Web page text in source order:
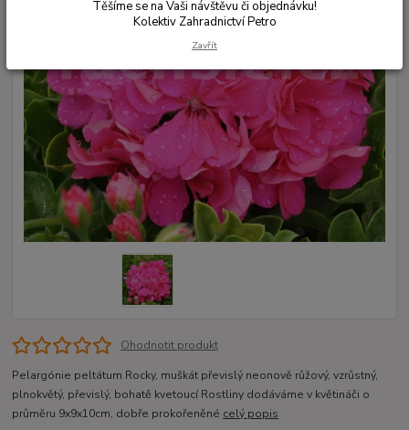
Ohodnotit produkt
Pelargónie peltátum Rocky, muškát převislý neonově růžový, vzrůstný,
plnokvětý, převislý, bohatě kvetoucí Rostliny dodáváme v květináči o
průměru 9x9x10cm, dobře prokořeněné celý popis
Těšíme se na Vaši návštěvu či objednávku!
Kolektiv Zahradnictví Petro
Zavřít